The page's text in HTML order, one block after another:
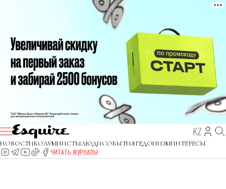
KZ
НОВОСТИКОЛУМНИСТЫЛЮДИСОБЫТИЯГЕДОНИЗМИНТЕРЕСЫ
ЧИТАТЬ ЖУРНАЛЫ